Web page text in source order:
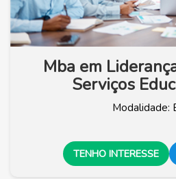
Mba em
Serviços
Modalidade:
TENHO INTERESSE